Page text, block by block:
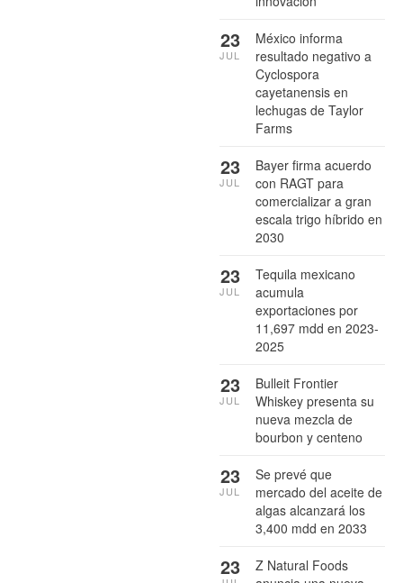
México informa
resultado negativo a
Cyclospora
cayetanensis en
lechugas de Taylor
Farms
23
JUL
Bayer firma acuerdo
con RAGT para
comercializar a gran
escala trigo híbrido en
2030
23
JUL
Tequila mexicano
acumula
exportaciones por
11,697 mdd en 2023-
2025
23
JUL
Bulleit Frontier
Whiskey presenta su
nueva mezcla de
bourbon y centeno
23
JUL
Se prevé que
mercado del aceite de
algas alcanzará los
3,400 mdd en 2033
23
JUL
Z Natural Foods
23